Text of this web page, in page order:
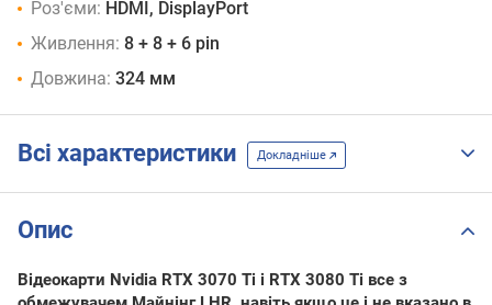
Роз'єми: HDMI, DisplayPort
Живлення: 8 + 8 + 6 pin
Довжина: 324 мм
Всі характеристики Докладніше
Опис
Відеокарти Nvidia RTX 3070 Ti і RTX 3080 Ti все з